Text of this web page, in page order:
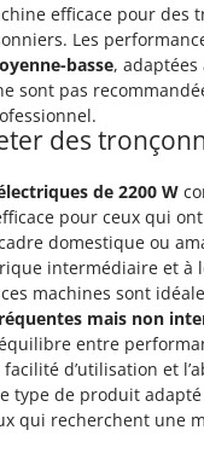
efficace pour des
Les
basse, adaptées
sont pas
des
de 2200 W
pour ceux qui ont
domestique ou
intermédiaire et à
machines sont
mais non
entre
d’utilisation et
type de produit
qui recherchent une